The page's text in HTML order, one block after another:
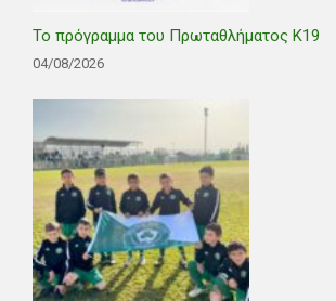
Το πρόγραμμα του Πρωταθλήματος Κ19
04/08/2026